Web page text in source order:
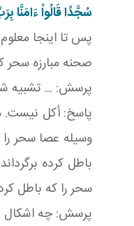
سُجَّدًا قَالُواْ
پس تا اينجا
صحنه مبارزه سحر
پرسش: ... تشبيه
پاسخ: أکل نيست.
وسيله عصا سحر را
باطل کرده
سحر را که باطل
پرسش: چه اشکال